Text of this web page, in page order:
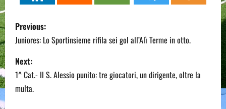
P
o
s
t
Previous:
Juniores: Lo Sportinsieme rifila sei gol all’Alì Terme in otto.
Next:
1^ Cat.- Il S. Alessio punito: tre giocatori, un dirigente, oltre la
multa.